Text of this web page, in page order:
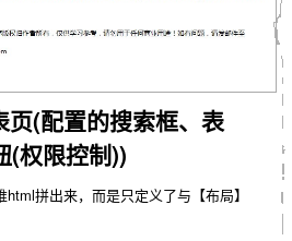
页(配置的搜索框、表
(权限控制))
拼出来，而是只定义了与【布局】